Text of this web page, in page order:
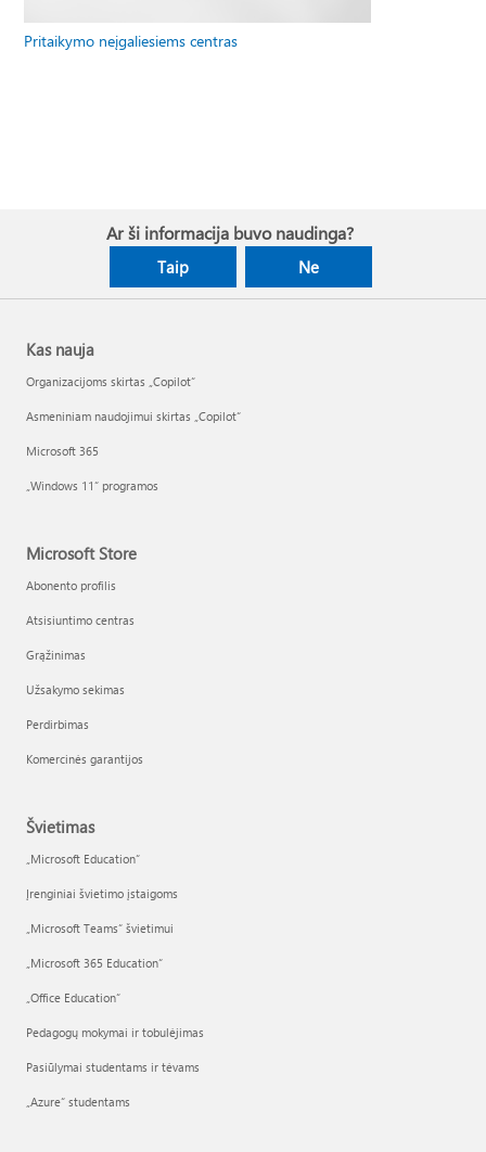
Pritaikymo neįgaliesiems centras
Ar ši informacija buvo naudinga?
Taip Ne
Kas nauja
Organizacijoms skirtas „Copilot“
Asmeniniam naudojimui skirtas „Copilot“
Microsoft 365
„Windows 11“ programos
Microsoft Store
Abonento profilis
Atsisiuntimo centras
Grąžinimas
Užsakymo sekimas
Perdirbimas
Komercinės garantijos
Švietimas
„Microsoft Education“
Įrenginiai švietimo įstaigoms
„Microsoft Teams“ švietimui
„Microsoft 365 Education“
„Office Education“
Pedagogų mokymai ir tobulėjimas
Pasiūlymai studentams ir tėvams
„Azure“ studentams